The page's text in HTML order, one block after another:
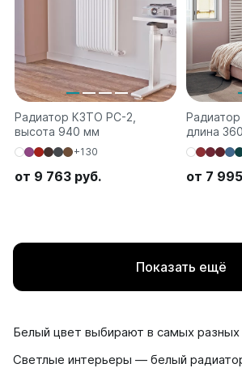
Радиатор КЗТО РС-2,
высота 940 мм
+130
от 9 763 руб.
Радиатор
длина
от 7
Показать ещё
Белый цвет выбирают в самых разных
Светлые интерьеры — белый